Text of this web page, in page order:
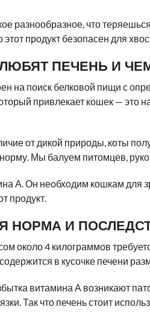
разнообразное, что
продукт безопасен для
ПЕЧЕНЬ И
на поиск белковой пищи с
привлекает кошек — это
от дикой природы, коты
Мы балуем питомцев,
А. Он необходим кошкам для
продукт.
НОРМА И
около 4 килограммов
в кусочке печени
витамина А возникают
Так что печень стоит